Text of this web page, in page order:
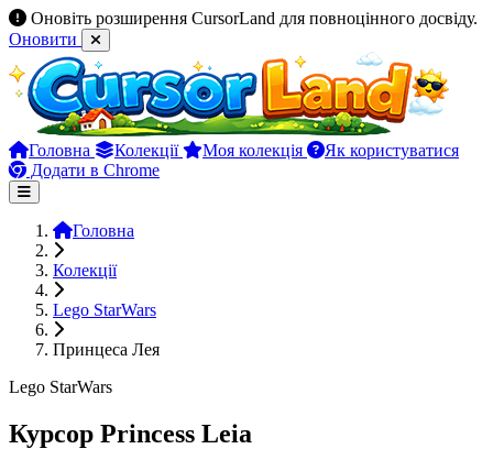
Оновіть розширення CursorLand для повноцінного досвіду.
Оновити
Головна Колекції Моя колекція
Як користуватися
Додати в Chrome
Головна
Колекції
Lego StarWars
Принцеса Лея
Lego StarWars
Курсор Princess Leia